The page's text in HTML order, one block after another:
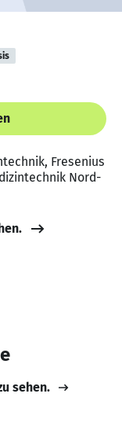
Fresenius
Nord-
sehen.